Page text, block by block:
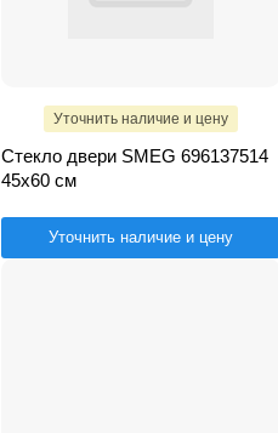
Уточнить наличие и цену
Стекло двери SMEG 696137514
45х60 см
Уточнить наличие и цену